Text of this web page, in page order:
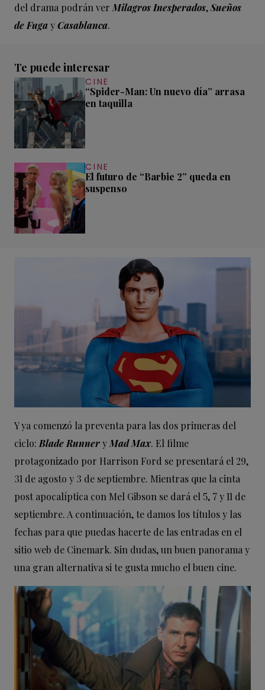
del drama podrán ver Milagros Inesperados,Sueños
de FugayCasablanca.
Te puede interesar
CINE
“Spider-Man: Un nuevo día” arrasa
en taquilla
CINE
El futuro de “Barbie 2” queda en
suspenso
Y ya comenzó la preventa para las dos primeras del
ciclo: Blade Runnery Mad Max. El filme
protagonizado por Harrison Ford se presentará el 29,
31 de agosto y 3 de septiembre. Mientras que la cinta
post apocalíptica con Mel Gibson se dará el 5, 7 y 11 de
septiembre. A continuación, te damos los títulos y las
fechas para que puedas hacerte de las entradas en el
sitio web de Cinemark. Sin dudas, un buen panorama y
una gran alternativa si te gusta mucho el buen cine.